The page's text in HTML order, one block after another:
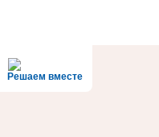
Решаем вместе